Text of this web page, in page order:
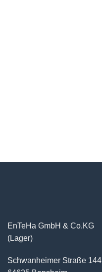
EnTeHa GmbH & Co.KG
(Lager)
Schwanheimer Straße 144